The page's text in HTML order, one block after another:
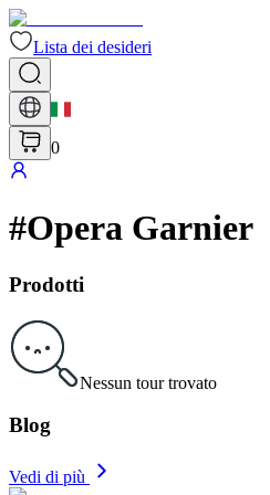
Lista dei desideri
0
#Opera Garnier
Prodotti
Nessun tour trovato
Blog
Vedi di più